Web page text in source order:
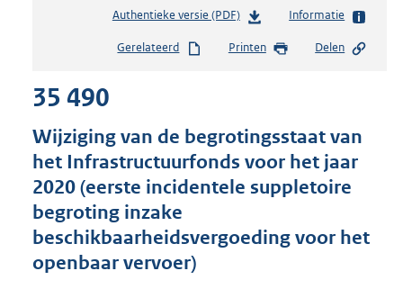
Authentieke versie (PDF)b
s
d
s
g
r
t
Informatie
Gerelateerd Printen Delen
35 490
Wijziging van de begrotingsstaat van
het Infrastructuurfonds voor het jaar
2020 (eerste incidentele suppletoire
begroting inzake
beschikbaarheidsvergoeding voor het
openbaar vervoer)